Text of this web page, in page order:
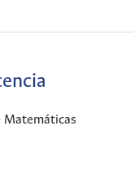
Matemáticas